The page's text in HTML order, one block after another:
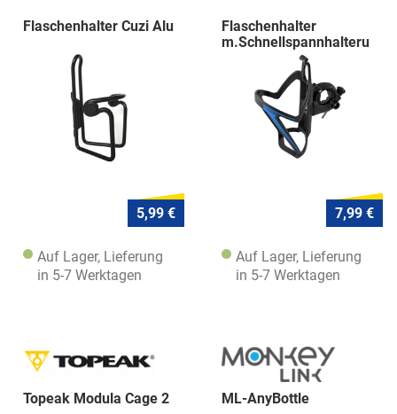
Flaschenhalter Cuzi Alu
5,99 €
Auf Lager, Lieferung
in 5-7 Werktagen
Flaschenhalter
m.Schnellspannhalteru
7,99 €
Auf Lager, Lieferung
in 5-7 Werktagen
Topeak Modula Cage 2 ML-AnyBottle